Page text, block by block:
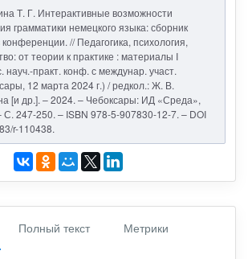
Т. Г. Интерактивные возможности
грамматики немецкого языка: сборник
конференции. // Педагогика, психология,
от теории к практике : материалы I
науч.-практ. конф. с междунар. участ.
12 марта 2024 г.) / редкол.: Ж. В.
[и др.]. – 2024. – Чебоксары: ИД «Среда»,
С. 247-250. – ISBN 978-5-907830-12-7. – DOI
r-110438.
Полный текст Метрики